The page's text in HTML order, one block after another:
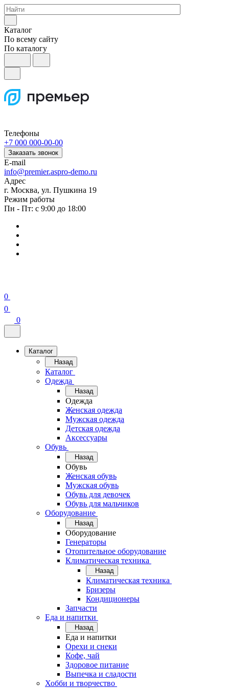
Каталог
По всему сайту
По каталогу
Телефоны
+7 000 000-00-00
Заказать звонок
E-mail
info@premier.aspro-demo.ru
Адрес
г. Москва, ул. Пушкина 19
Режим работы
Пн - Пт: с 9:00 до 18:00
0
0
0
Каталог
Назад
Каталог
Одежда
Назад
Одежда
Женская одежда
Мужская одежда
Детская одежда
Аксессуары
Обувь
Назад
Обувь
Женская обувь
Мужская обувь
Обувь для девочек
Обувь для мальчиков
Оборудование
Назад
Оборудование
Генераторы
Отопительное оборудование
Климатическая техника
Назад
Климатическая техника
Бризеры
Кондиционеры
Запчасти
Еда и напитки
Назад
Еда и напитки
Орехи и снеки
Кофе, чай
Здоровое питание
Выпечка и сладости
Хобби и творчество